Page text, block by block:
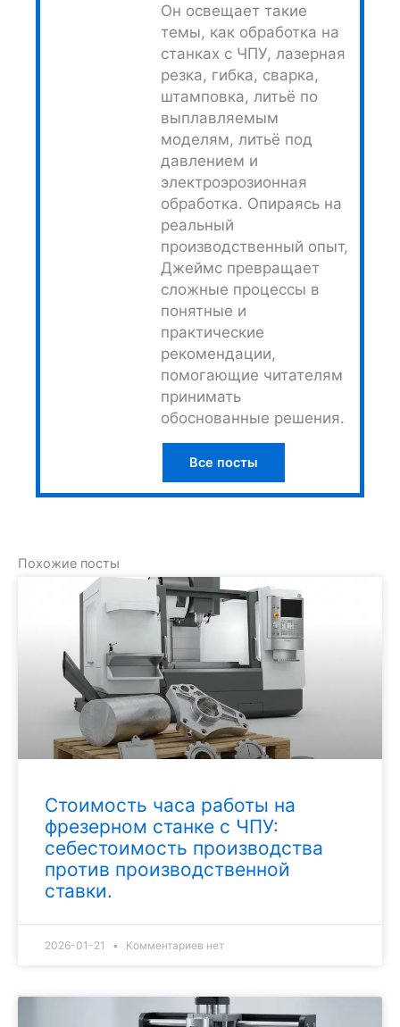
Он освещает такие
темы, как обработка на
станках с ЧПУ, лазерная
резка, гибка, сварка,
штамповка, литьё по
выплавляемым
моделям, литьё под
давлением и
электроэрозионная
обработка. Опираясь на
реальный
производственный опыт,
Джеймс превращает
сложные процессы в
понятные и
практические
рекомендации,
помогающие читателям
принимать
обоснованные решения.
Все посты
Похожие посты
Стоимость часа работы на
фрезерном станке с ЧПУ:
себестоимость производства
против производственной
ставки.
2026-01-21 Комментариев нет